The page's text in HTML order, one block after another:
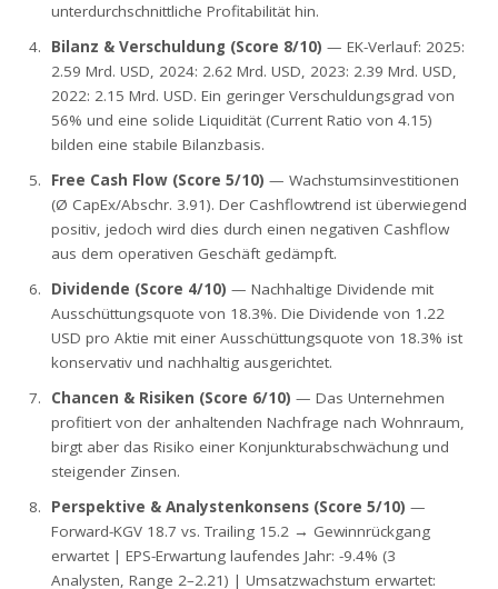
unterdurchschnittliche Profitabilität hin.
Bilanz & Verschuldung (Score 8/10) — EK-Verlauf: 2025:
2.59 Mrd. USD, 2024: 2.62 Mrd. USD, 2023: 2.39 Mrd. USD,
2022: 2.15 Mrd. USD. Ein geringer Verschuldungsgrad von
56% und eine solide Liquidität (Current Ratio von 4.15)
bilden eine stabile Bilanzbasis.
Free Cash Flow (Score 5/10) — Wachstumsinvestitionen
(Ø CapEx/Abschr. 3.91). Der Cashflowtrend ist überwiegend
positiv, jedoch wird dies durch einen negativen Cashflow
aus dem operativen Geschäft gedämpft.
Dividende (Score 4/10) — Nachhaltige Dividende mit
Ausschüttungsquote von 18.3%. Die Dividende von 1.22
USD pro Aktie mit einer Ausschüttungsquote von 18.3% ist
konservativ und nachhaltig ausgerichtet.
Chancen & Risiken (Score 6/10) — Das Unternehmen
profitiert von der anhaltenden Nachfrage nach Wohnraum,
birgt aber das Risiko einer Konjunkturabschwächung und
steigender Zinsen.
Perspektive & Analystenkonsens (Score 5/10) —
Forward-KGV 18.7 vs. Trailing 15.2 → Gewinnrückgang
erwartet | EPS-Erwartung laufendes Jahr: -9.4% (3
Analysten, Range 2–2.21) | Umsatzwachstum erwartet: